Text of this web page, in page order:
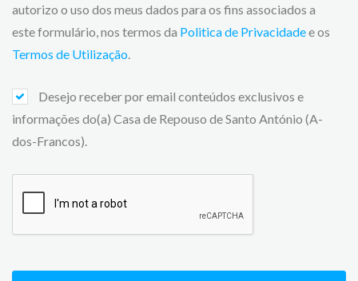
autorizo o uso dos meus dados para os fins associados a
este formulário, nos termos da Politica de Privacidadee os
Termos de Utilização.
Desejo receber por email conteúdos exclusivos e
informações do(a) Casa de Repouso de Santo António (A-
dos-Francos).